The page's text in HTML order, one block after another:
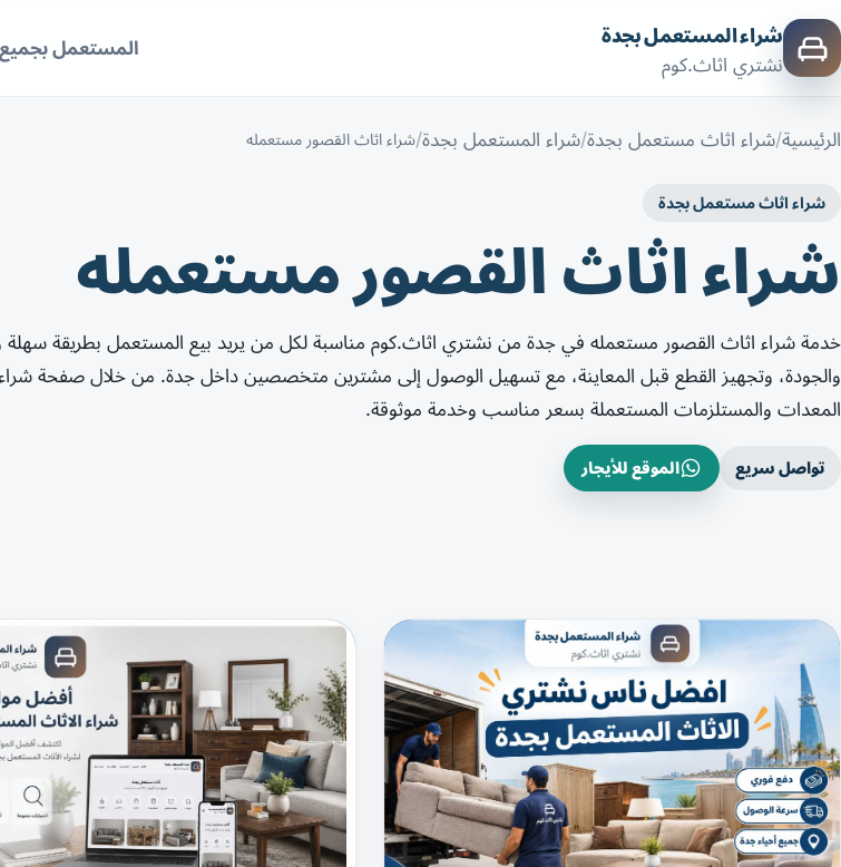
شراء المستعمل بجدة
نشتري اثاث.كوم
المستعمل بجميع
الرئيسية شراء اثاث مستعمل بجدة شراء المستعمل بجدة شراء اثاث القصور مستعمله
شراء اثاث مستعمل بجدة
شراء اثاث القصور مستعمله
خدمة شراء اثاث القصور مستعمله في جدة من نشتري اثاث.كوم مناسبة لكل من يريد بيع المستعمل بطريقة
والجودة، وتجهيز القطع قبل المعاينة، مع تسهيل الوصول إلى مشترين متخصصين داخل جدة. من خلال صفحة شراء
المعدات والمستلزمات المستعملة بسعر مناسب وخدمة موثوقة.
تواصل سريع الموقع للأيجار